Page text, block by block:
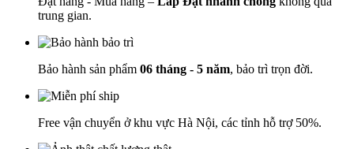
trung gian.
Bảo hành sản phẩm 06 tháng - 5 năm, bảo trì trọn đời.
Free vận chuyển ở khu vực Hà Nội, các tỉnh hỗ trợ 50%.